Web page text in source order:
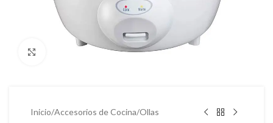
Haga Click para agrandar
Inicio/Accesorios de Cocina/Ollas